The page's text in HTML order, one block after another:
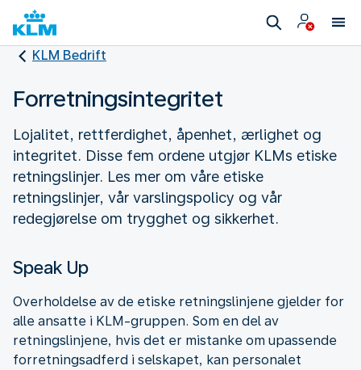
KLM Bedrift
Forretningsintegritet
Lojalitet, rettferdighet, åpenhet, ærlighet og
integritet. Disse fem ordene utgjør KLMs etiske
retningslinjer. Les mer om våre etiske
retningslinjer, vår varslingspolicy og vår
redegjørelse om trygghet og sikkerhet.
Speak Up
Overholdelse av de etiske retningslinjene gjelder for
alle ansatte i KLM-gruppen. Som en del av
retningslinjene, hvis det er mistanke om upassende
forretningsadferd i selskapet, kan personalet